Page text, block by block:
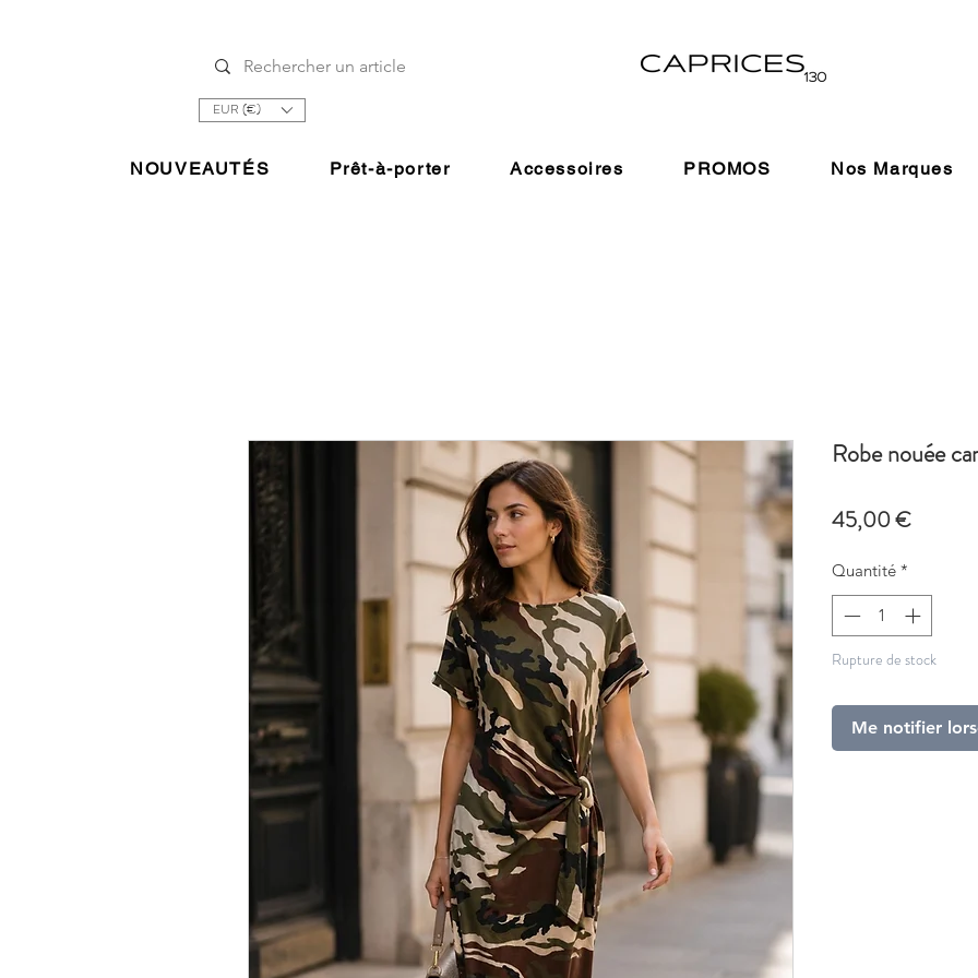
EUR (€)
NOUVEAUTÉS Prêt-à-porter Accessoires PROMOS Nos Marques
Robe nouée
45,00 €Prix
Quantité *
Rupture de stock
Me notifier